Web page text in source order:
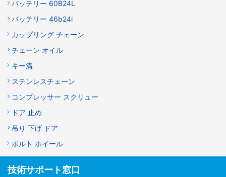
バッテリー 60B24L
バッテリー 46b24l
カップリング チェーン
チェーン オイル
キー溝
ステンレスチェーン
コンプレッサー スクリュー
ドア 止め
吊り 下げ ドア
ボルト ホイール
技術サポート窓口